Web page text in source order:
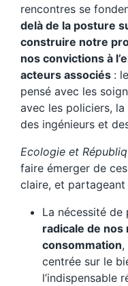
rencontres se
delà de la posture
construire notre
nos convictions à
acteurs associés :
pensé avec les
avec les policiers,
des ingénieurs et
Ecologie et
faire émerger de
claire, et
La nécessité de
radicale de nos
consommation,
centrée sur le
l’indispensable